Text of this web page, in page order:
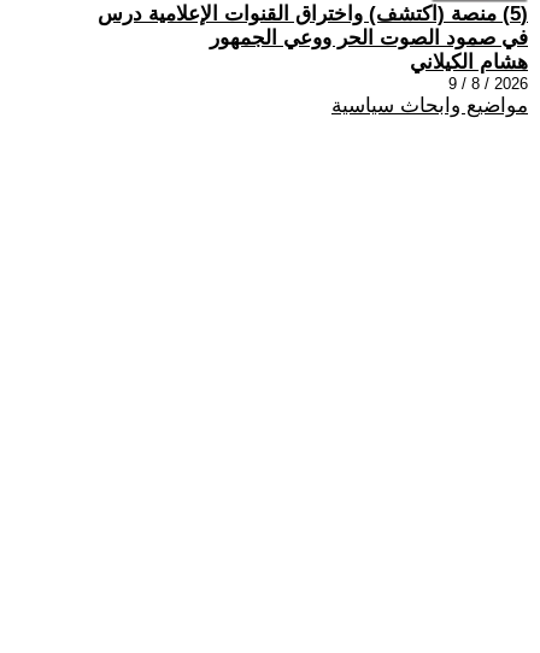
(5) منصة (اكتشف) واختراق القنوات الإعلامية درس
في صمود الصوت الحر ووعي الجمهور
هشام الكيلاني
2026 / 8 / 9
مواضيع وابحاث سياسية